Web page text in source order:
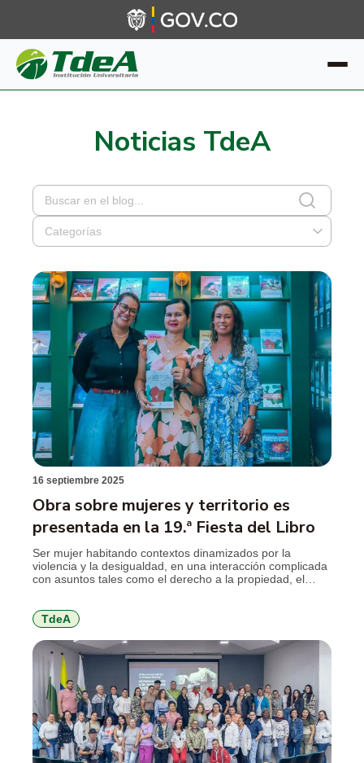
Noticias TdeA
16 septiembre 2025
Obra sobre mujeres y territorio es
presentada en la 19.ª Fiesta del Libro
Ser mujer habitando contextos dinamizados por la
violencia y la desigualdad, en una interacción complicada
con asuntos tales como el derecho a la propiedad, el
objeto de una investigación multidisciplinar que duró dos
años y que dio como resultado el […]
TdeA